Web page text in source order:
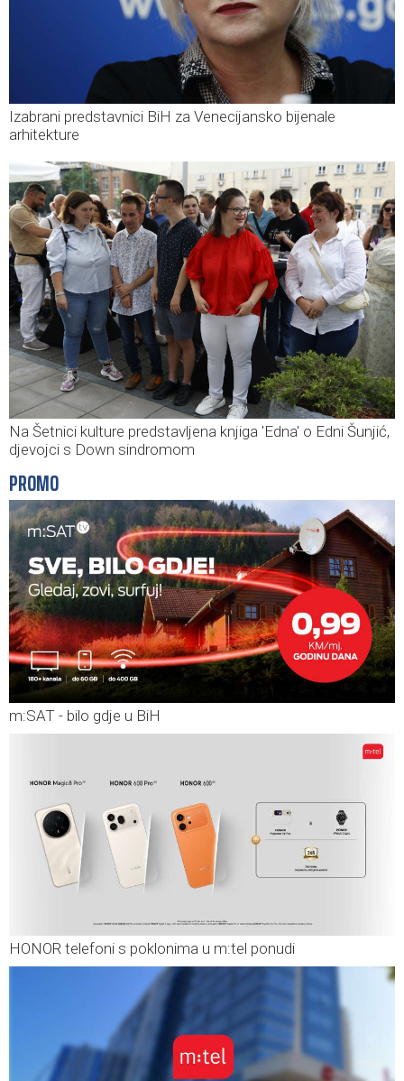
Izabrani predstavnici BiH za Venecijansko bijenale
arhitekture
Na Šetnici kulture predstavljena knjiga 'Edna' o Edni Šunjić,
djevojci s Down sindromom
PROMO
m:SAT - bilo gdje u BiH
HONOR telefoni s poklonima u m:tel ponudi